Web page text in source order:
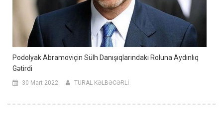
Podolyak Abramoviçin Sülh Danışıqlarındakı Roluna Aydınlıq
Gətirdi
30 Mart 2022 TURAL KƏLBƏCƏRLİ